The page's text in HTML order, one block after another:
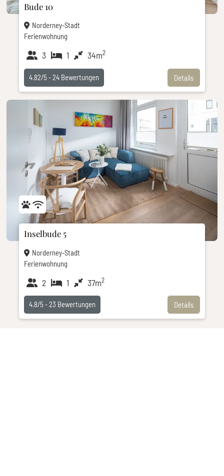
Bude 10
Norderney-Stadt
Ferienwohnung
3 1 34m2
Details
4.82/5 -24 Bewertungen
Inselbude 5
Norderney-Stadt
Ferienwohnung
2 1 37m2
Details
4.8/5 -23 Bewertungen